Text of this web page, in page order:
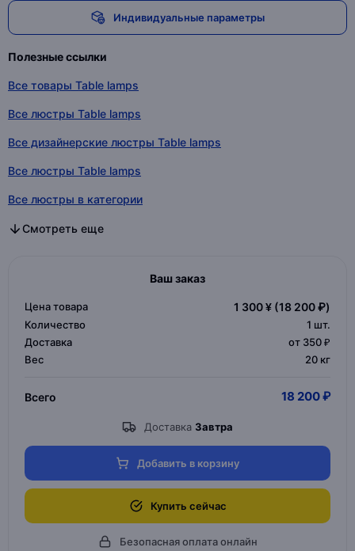
Индивидуальные параметры
Полезные ссылки
Все товары Table lamps
Все люстры Table lamps
Все дизайнерские люстры Table lamps
Все люстры Table lamps
Все люстры в категории
Все дизайнерские люстры в категории
Все люстры в категории
Смотреть еще
Ваш заказ
Цена товара 1 300 ¥ (18 200 ₽)
Количество 1 шт.
Доставка
от 350 ₽
Вес
20 кг
Всего 18 200 ₽
Доставка Завтра
Добавить в корзину
Купить сейчас
Безопасная оплата онлайн